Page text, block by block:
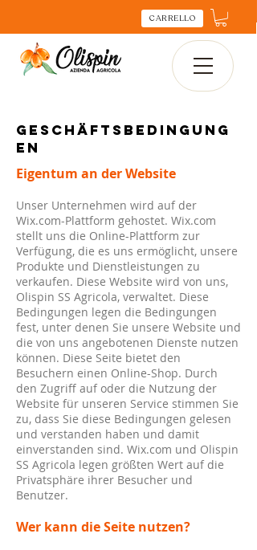
CARRELLO
Geschäftsbedingung
en
Eigentum an der Website
Unser Unternehmen wird auf der
Wix.com-Plattform gehostet. Wix.com
stellt uns die Online-Plattform zur
Verfügung, die es uns ermöglicht, unsere
Produkte und Dienstleistungen zu
verkaufen. Diese Website wird von uns,
Olispin SS Agricola, verwaltet. Diese
Bedingungen legen die Bedingungen
fest, unter denen Sie unsere Website und
die von uns angebotenen Dienste nutzen
können. Diese Seite bietet den
Besuchern einen Online-Shop. Durch
den Zugriff auf oder die Nutzung der
Website für unseren Service stimmen Sie
zu, dass Sie diese Bedingungen gelesen
und verstanden haben und damit
einverstanden sind. Wix.com und Olispin
SS Agricola legen größten Wert auf die
Privatsphäre ihrer Besucher und
Benutzer.
Wer kann die Seite nutzen?